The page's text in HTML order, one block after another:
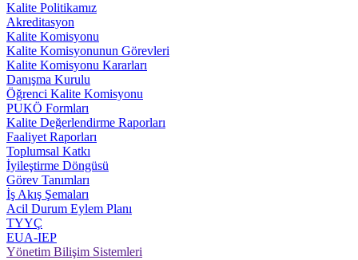
Kalite Politikamız
Akreditasyon
Kalite Komisyonu
Kalite Komisyonunun Görevleri
Kalite Komisyonu Kararları
Danışma Kurulu
Öğrenci Kalite Komisyonu
PUKÖ Formları
Kalite Değerlendirme Raporları
Faaliyet Raporları
Toplumsal Katkı
İyileştirme Döngüsü
Görev Tanımları
İş Akış Şemaları
Acil Durum Eylem Planı
TYYÇ
EUA-IEP
Yönetim Bilişim Sistemleri